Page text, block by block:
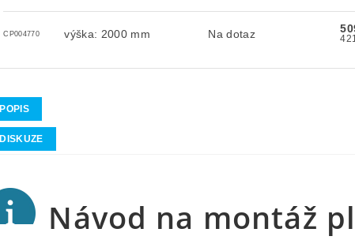
CP004770 výška: 2000 mm Na dotaz
POPIS
DISKUZE
Návod na montáž